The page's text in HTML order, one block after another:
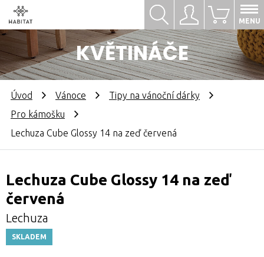
Přihlásit se
KVĚTINÁČE
0
MENU
Hledat
Úvod Vánoce
Tipy na vánoční dárky
Pro kámošku
Lechuza Cube Glossy 14 na zeď červená
Lechuza Cube Glossy 14 na zeď
červená
Lechuza
SKLADEM